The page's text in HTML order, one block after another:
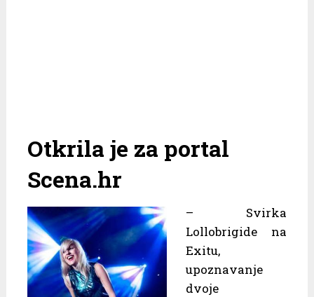
Otkrila je za portal
Scena.hr
– Svirka
Lollobrigide na
Exitu,
upoznavanje
dvoje